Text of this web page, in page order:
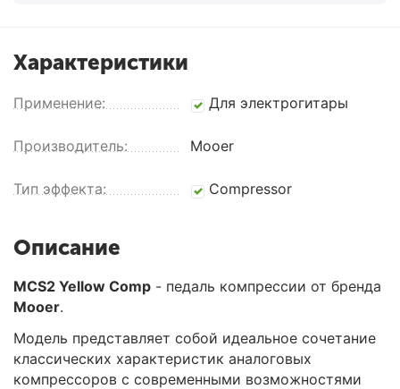
Характеристики
Применение: Для электрогитары
Производитель: Mooer
Тип эффекта: Compressor
Описание
MCS2 Yellow Comp - педаль компрессии от бренда
Mooer.
Модель представляет собой идеальное сочетание
классических характеристик аналоговых
компрессоров с современными возможностями